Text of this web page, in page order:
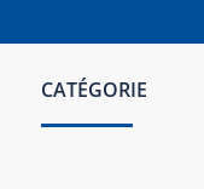
CATÉGORIE